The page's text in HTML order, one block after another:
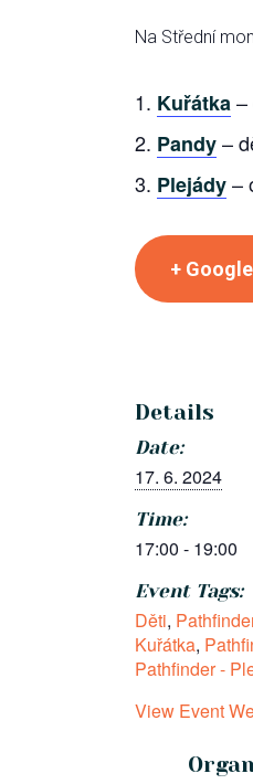
Na Střední
Kuřátka–
Pandy–
Plejády–
+
Details
Date:
17. 6. 2024
Time:
17:00 - 19:00
Event Tags:
Děti,
Kuřátka,
Pathfinder -
View Event